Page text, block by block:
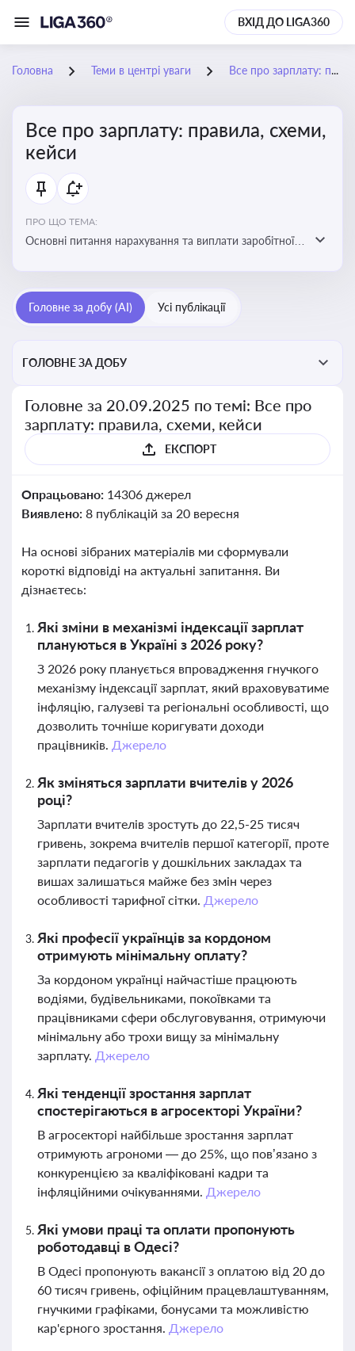
ВХІД ДО LIGA360
Головна Теми в центрі уваги Все про зарплату: правила, схеми, кейси
Все про зарплату: правила, схеми,
кейси
ПРО ЩО ТЕМА:
Основні питання нарахування та виплати заробітної
інформації про можливі схеми зловживань
Головне за добу (AI) Усі публікації
ГОЛОВНЕ ЗА ДОБУ
Головне за 20.09.2025 по темі: Все про
зарплату: правила, схеми, кейси
ЕКСПОРТ
Опрацьовано: 14306 джерел
Виявлено: 8 публікацій за 20 вересня
На основі зібраних матеріалів ми сформували
короткі відповіді на актуальні запитання. Ви
дізнаєтесь:
Які зміни в механізмі індексації зарплат
плануються в Україні з 2026 року?
З 2026 року планується впровадження гнучкого
механізму індексації зарплат, який враховуватиме
інфляцію, галузеві та регіональні особливості, що
дозволить точніше коригувати доходи
працівників. Джерело
Як зміняться зарплати вчителів у 2026
році?
Зарплати вчителів зростуть до 22,5-25 тисяч
гривень, зокрема вчителів першої категорії, проте
зарплати педагогів у дошкільних закладах та
вишах залишаться майже без змін через
особливості тарифної сітки. Джерело
Які професії українців за кордоном
отримують мінімальну оплату?
За кордоном українці найчастіше працюють
водіями, будівельниками, покоївками та
працівниками сфери обслуговування, отримуючи
мінімальну або трохи вищу за мінімальну
зарплату. Джерело
Які тенденції зростання зарплат
спостерігаються в агросекторі України?
В агросекторі найбільше зростання зарплат
отримують агрономи — до 25%, що пов’язано з
конкуренцією за кваліфіковані кадри та
інфляційними очікуваннями. Джерело
Які умови праці та оплати пропонують
роботодавці в Одесі?
В Одесі пропонують вакансії з оплатою від 20 до
60 тисяч гривень, офіційним працевлаштуванням,
гнучкими графіками, бонусами та можливістю
кар'єрного зростання. Джерело